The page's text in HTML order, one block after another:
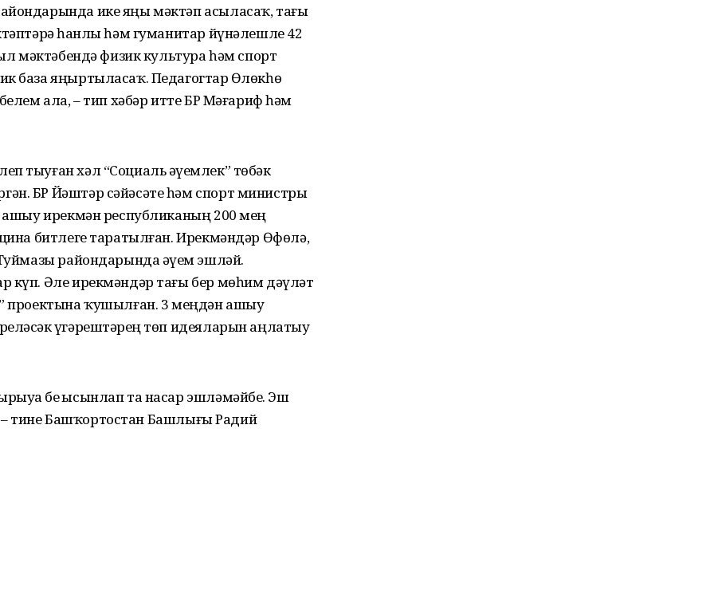
ике яңы мәктәп асыласаҡ, тағы
һанлы һәм гуманитар йүнәлешле 42
мәктәбендә физик культура һәм спорт
база яңыртыласаҡ. Педагогтар Өҙлөкһөҙ
ала, – тип хәбәр итте БР Мәғариф һәм
тыуған хәл “Социаль әүҙемлек” төбәк
БР Йәштәр сәйәсәте һәм спорт министры
ашыу ирекмән республиканың 200 мең
битлеге таратылған. Ирекмәндәр Өфөлә,
райондарында әүҙем эшләй.
күп. Әле ирекмәндәр тағы бер мөһим дәүләт
проектына ҡушылған. 3 меңдән ашыу
үҙгәрештәрҙең төп идеяларын аңлатыу
беҙ ысынлап та насар эшләмәйбеҙ. Эш
– тине Башҡортостан Башлығы Радий